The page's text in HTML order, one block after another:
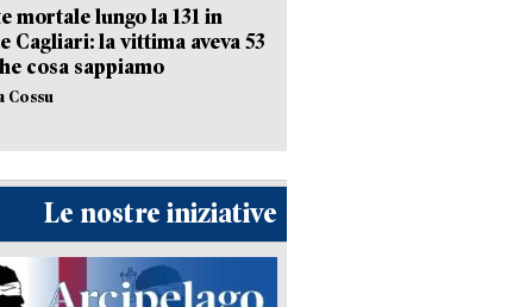
mortale lungo la 131 in
Cagliari: la vittima aveva 53
cosa sappiamo
Cossu
Le nostre iniziative